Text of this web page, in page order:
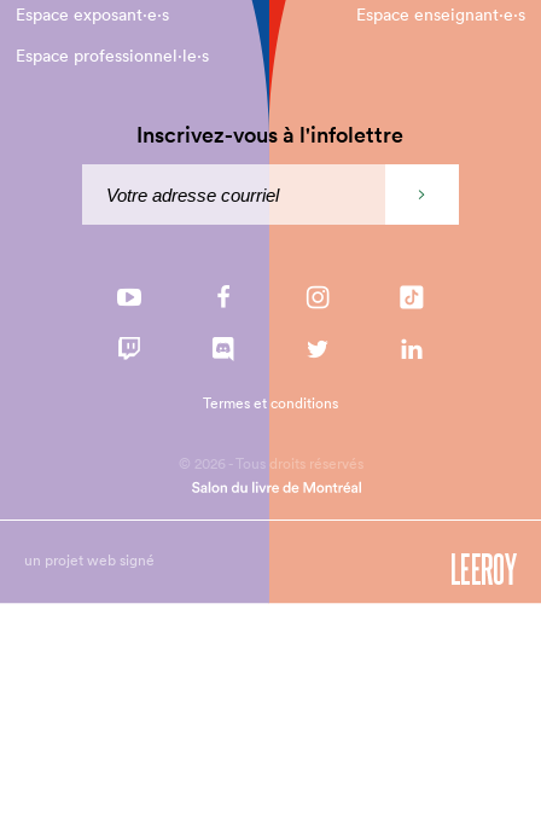
Espace exposant·e⋅s
Espace enseignant·e⋅s
Espace professionnel·le⋅s
Inscrivez-vous à l'infolettre
© 2026 - Tous droits réservés
Termes et conditions
un projet web signé